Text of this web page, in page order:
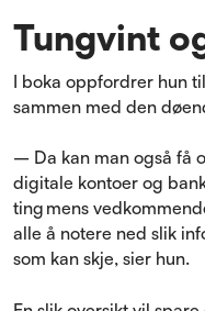
Tungvint
I boka oppfordrer hun
sammen med den
– Da kan man også få
digitale kontoer og
ting mens
alle å notere ned slik
som kan skje, sier hun.